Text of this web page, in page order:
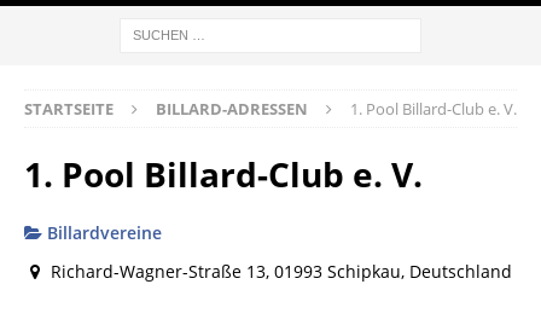
STARTSEITE BILLARD-ADRESSEN 1. Pool Billard-Club e. V.
1. Pool Billard-Club e. V.
Billardvereine
Richard-Wagner-Straße 13, 01993 Schipkau, Deutschland